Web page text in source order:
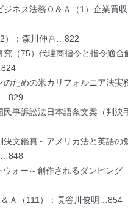
ネス法務Ｑ＆Ａ（1）企業買収
）：森川伸吾…822
究（75）代理商指令と指令適合
のための米カリフォルニア法実
…829
事訴訟法日本語条文案（判決
決文鑑賞～アメリカ法と英語の
…848
ウォー～創作されるダンピング
Ａ（111）：長谷川俊明…854